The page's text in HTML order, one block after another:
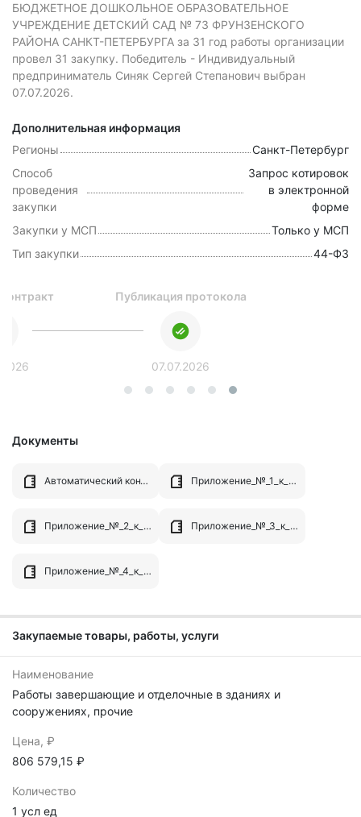
БЮДЖЕТНОЕ ДОШКОЛЬНОЕ ОБРАЗОВАТЕЛЬНОЕ
УЧРЕЖДЕНИЕ ДЕТСКИЙ САД № 73 ФРУНЗЕНСКОГО
РАЙОНА САНКТ-ПЕТЕРБУРГА за 31 год работы организации
провел 31 закупку. Победитель - Индивидуальный
предприниматель Синяк Сергей Степанович выбран
07.07.2026.
Дополнительная информация
Регионы
Санкт-Петербург
Способ
проведения
закупки
Запрос котировок
в электронной
форме
Закупки у МСП
Только у МСП
Тип закупки
44-ФЗ
Публикация протокола
07.07.2026
Документы
Автоматический контроль.pdf Приложение_№_1_к_извещению_73_ТЗ_полы__7,10,12.doc
Приложение_№_2_к_извещению_73_НМЦК_полы__7,10,12.doc Приложение_№_3_к_извещению_Требования_к_заявке,_инструкция[3].doc
Приложение_№_4_к_извещению_Проект_контракта[3].doc
Закупаемые товары, работы, услуги
Наименование
Работы завершающие и отделочные в зданиях и
сооружениях, прочие
Цена, ₽
806 579,15 ₽
Количество
1 усл ед